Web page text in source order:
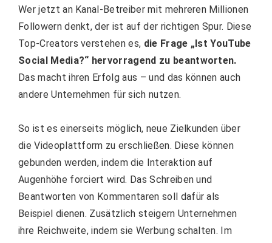
Wer jetzt an Kanal-Betreiber mit mehreren Millionen
Followern denkt, der ist auf der richtigen Spur. Diese
Top-Creators verstehen es, die Frage „Ist YouTube
Social Media?“ hervorragend zu beantworten.
Das macht ihren Erfolg aus – und das können auch
andere Unternehmen für sich nutzen.
So ist es einerseits möglich, neue Zielkunden über
die Videoplattform zu erschließen. Diese können
gebunden werden, indem die Interaktion auf
Augenhöhe forciert wird. Das Schreiben und
Beantworten von Kommentaren soll dafür als
Beispiel dienen. Zusätzlich steigern Unternehmen
ihre Reichweite, indem sie Werbung schalten. Im